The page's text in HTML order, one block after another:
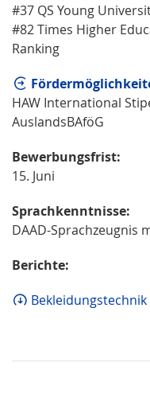
#37 QS Young
#82 Times Higher
Ranking
HAW International
AuslandsBAföG
Bewerbungsfrist:
15. Juni
Sprachkenntnisse:
DAAD-Sprachzeugnis
Berichte:
Bekleidungstechnik